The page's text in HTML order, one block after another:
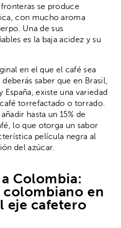
se produce
con mucho aroma
Una de sus
es la baja acidez y su
en el que el café sea
saber que en Brasil,
España, existe una variedad
torrefactado o torrado.
hasta un 15% de
lo que otorga un sabor
película negra al
del azúcar.
Colombia:
en
eje cafetero